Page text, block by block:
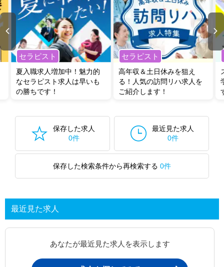
セラピスト
夏入職求人増加中！魅力的
なセラピスト求人は早いも
の勝ちです！
セラピスト
高年収＆土日休みを狙え
る！人気の訪問リハ求人を
ご紹介します！
保存した求人
0件
最近見た求人
0件
保存した検索条件から再検索する 0件
最近見た求人
あなたが最近見た求人を表示します